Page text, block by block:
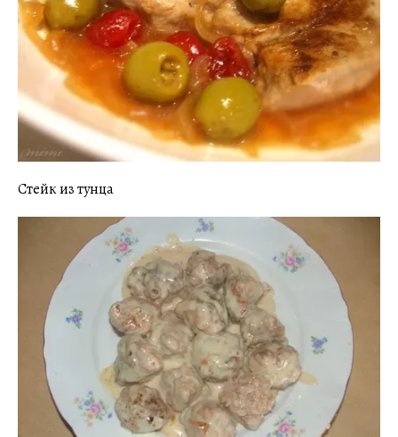
Стейк из тунца